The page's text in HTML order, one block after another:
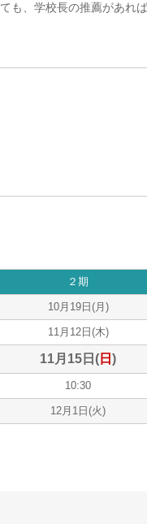
、学校長の推薦があれば
２期
10月19日(月)
11月12日(木)
11月15日( 日 )
10:30
12月1日(火)